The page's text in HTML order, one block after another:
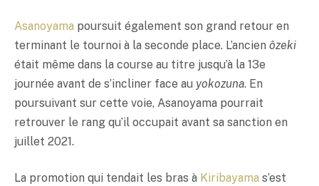
Asanoyama poursuit également son grand retour en
terminant le tournoi à la seconde place. L’ancien ôzeki
était même dans la course au titre jusqu’à la 13e
journée avant de s’incliner face au yokozuna. En
poursuivant sur cette voie, Asanoyama pourrait
retrouver le rang qu’il occupait avant sa sanction en
juillet 2021.
La promotion qui tendait les bras à Kiribayama s’est